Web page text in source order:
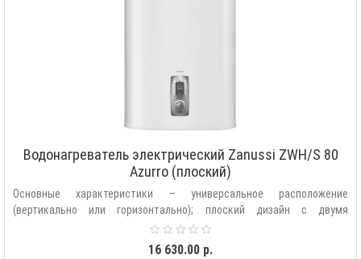
Водонагреватель электрический Zanussi ZWH/S 80
Azurro (плоский)
Основные характеристики – универсальное расположение
(вертикально или горизонтально); плоский дизайн с двумя
внутренними баками «Doubl..
16 630.00 р.